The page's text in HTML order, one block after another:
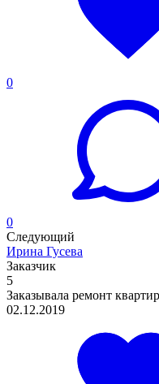
0
0
Следующий
Ирина Гусева
Заказчик
5
Заказывала ремонт
02.12.2019